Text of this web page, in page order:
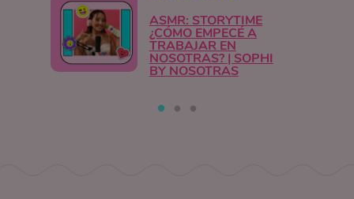
ASMR: STORYTIME
¿CÓMO EMPECÉ A
TRABAJAR EN
NOSOTRAS? | SOPHI
BY NOSOTRAS